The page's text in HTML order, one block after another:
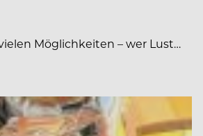
Möglichkeiten – wer Lust…